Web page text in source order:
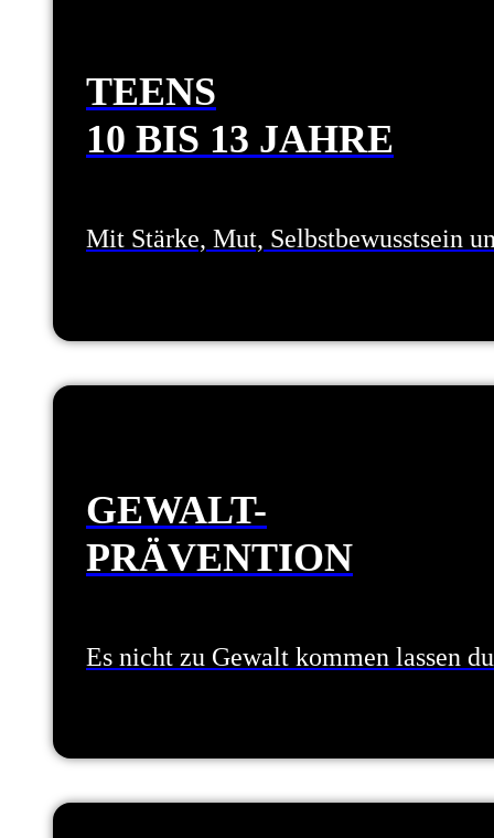
TEENS
10 BIS 13 JAHRE
Mit Stärke, Mut, Selbstbewusstsein
GEWALT-
PRÄVENTION
Es nicht zu Gewalt kommen lassen